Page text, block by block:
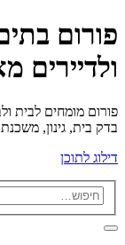
פורום
ולדיירים
פורום מומחים לבית
בדק בית, גינון,
דילוג לתוכן